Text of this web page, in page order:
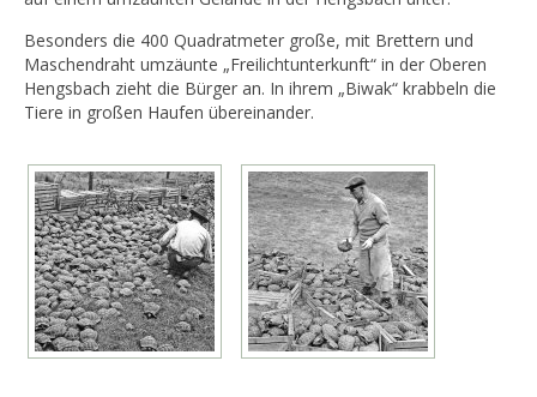
Besonders die 400 Quadratmeter große, mit Brettern und
Maschendraht umzäunte „Freilichtunterkunft“ in der Oberen
Hengsbach zieht die Bürger an. In ihrem „Biwak“ krabbeln die
Tiere in großen Haufen übereinander.